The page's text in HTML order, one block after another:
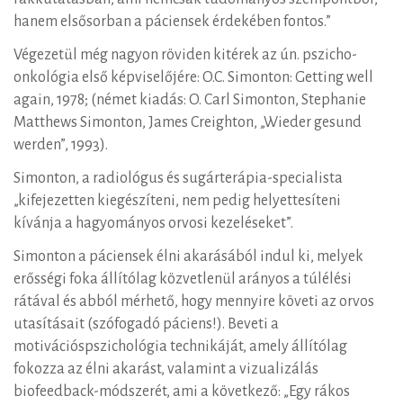
hanem elsősorban a páciensek érdekében fontos.”
Végezetül még nagyon röviden kitérek az ún. pszicho-
onkológia első képviselőjére: O.C. Simonton: Getting well
again, 1978; (német kiadás: O. Carl Simonton, Stephanie
Matthews Simonton, James Creighton, „Wieder gesund
werden”, 1993).
Simonton, a radiológus és sugárterápia-specialista
„kifejezetten kiegészíteni, nem pedig helyettesíteni
kívánja a hagyományos orvosi kezeléseket”.
Simonton a páciensek élni akarásából indul ki, melyek
erősségi foka állítólag közvetlenül arányos a túlélési
rátával és abból mérhető, hogy mennyire követi az orvos
utasításait (szófogadó páciens!). Beveti a
motivációspszichológia technikáját, amely állítólag
fokozza az élni akarást, valamint a vizualizálás
biofeedback-módszerét, ami a következő: „Egy rákos